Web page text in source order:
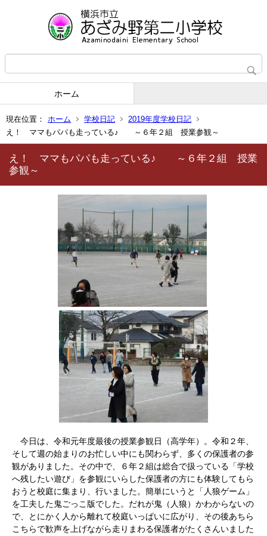
ホーム
現在位置： ホーム 学校日記
2019年度学校日記
え！ ママもパパも走っている♪ ～６年２組 授業参観～
え！ ママもパパも走っている♪ ～６年２組 授業
参観～
今日は、令和元年度最後の授業参観日（高学年）。令和２年、
そして週の始まりのお忙しい中にも関わらず、多くの保護者の参
観がありました。その中で、６年２組は総合で扱っている「学校
へ残したい遊び」を参観にいらした保護者の方にも体験してもら
おうと校庭に集まり、行いました。簡単にいうと「人狼ゲーム」
を工夫した鬼ごっこ版でした。だれが鬼（人狼）かわからないの
で、とにかく人から離れて校庭いっぱいに広がり、その後あちら
こちらで歓声を上げながら走りまわる保護者がたくさんいました